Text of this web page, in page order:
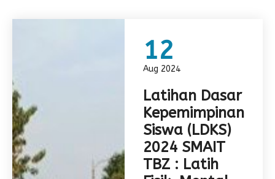
12
Aug 2024
Latihan Dasar
Kepemimpinan
Siswa (LDKS)
2024 SMAIT
TBZ : Latih